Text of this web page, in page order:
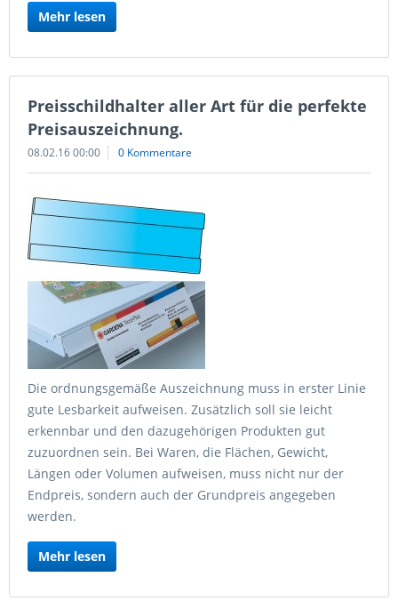
Mehr lesen
Preisschildhalter aller Art für die perfekte
Preisauszeichnung.
08.02.16 00:00 0 Kommentare
Die ordnungsgemäße Auszeichnung muss in erster Linie
gute Lesbarkeit aufweisen. Zusätzlich soll sie leicht
erkennbar und den dazugehörigen Produkten gut
zuzuordnen sein. Bei Waren, die Flächen, Gewicht,
Längen oder Volumen aufweisen, muss nicht nur der
Endpreis, sondern auch der Grundpreis angegeben
werden.
Mehr lesen